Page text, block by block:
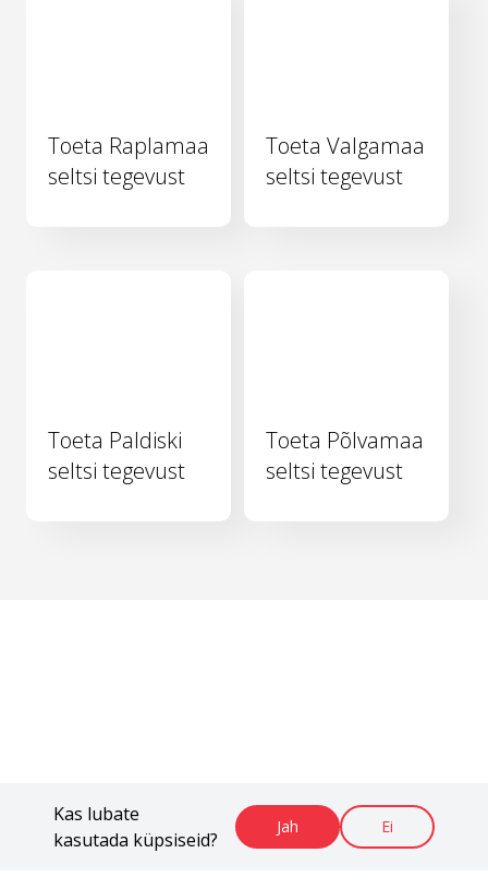
Kas lubate
kasutada küpsiseid?
Jah Ei
Toeta Raplamaa
seltsi tegevust
Toeta Valgamaa
seltsi tegevust
Toeta Paldiski
seltsi tegevust
Toeta Põlvamaa
seltsi tegevust